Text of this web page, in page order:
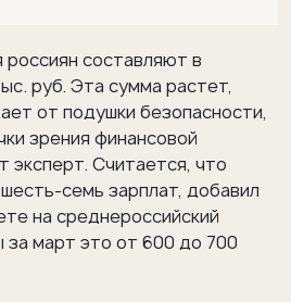
составляют в
руб. Эта сумма растет,
от подушки безопасности,
зрения финансовой
эксперт. Считается, что
семь зарплат, добавил
на среднероссийский
за март это от 600 до 700